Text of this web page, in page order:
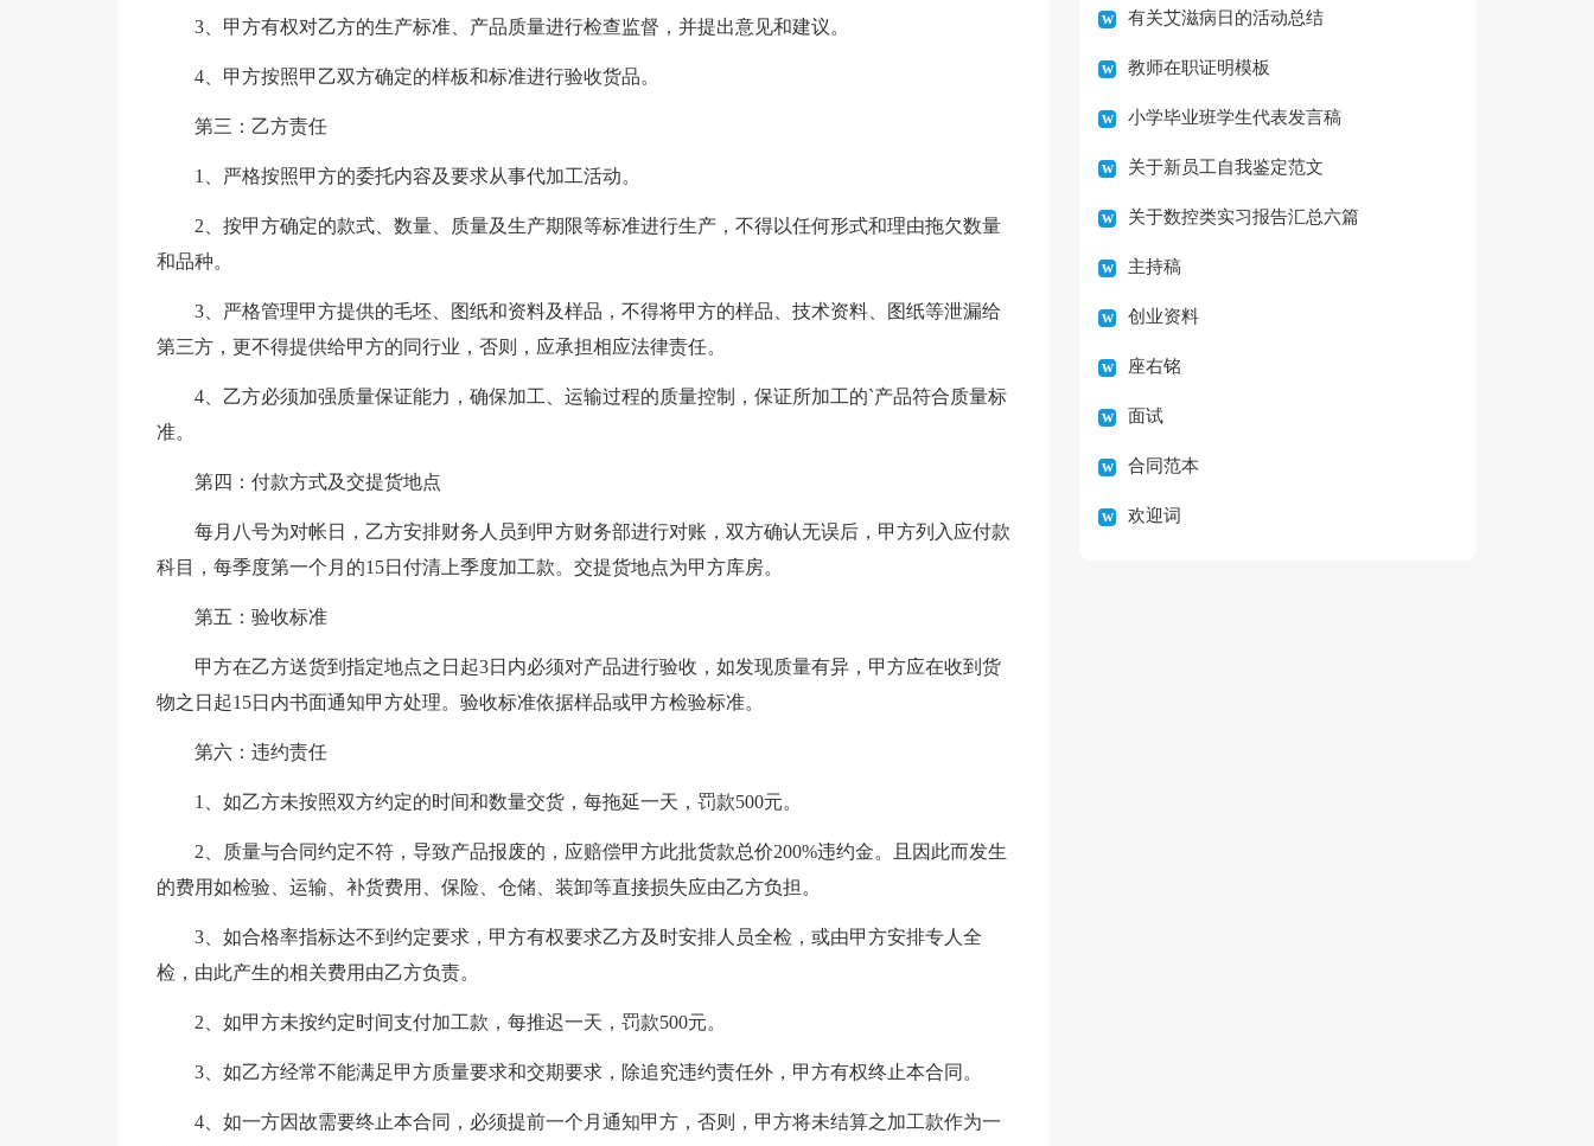
3、甲方有权对乙方的生产标准、产品质量进行检查监督，并提出意见和建议。
4、甲方按照甲乙双方确定的样板和标准进行验收货品。
第三：乙方责任
1、严格按照甲方的委托内容及要求从事代加工活动。
2、按甲方确定的款式、数量、质量及生产期限等标准进行生产，不得以任何形式和理由拖欠数量
和品种。
3、严格管理甲方提供的毛坯、图纸和资料及样品，不得将甲方的样品、技术资料、图纸等泄漏给
第三方，更不得提供给甲方的同行业，否则，应承担相应法律责任。
4、乙方必须加强质量保证能力，确保加工、运输过程的质量控制，保证所加工的`产品符合质量标
准。
第四：付款方式及交提货地点
每月八号为对帐日，乙方安排财务人员到甲方财务部进行对账，双方确认无误后，甲方列入应付款
科目，每季度第一个月的15日付清上季度加工款。交提货地点为甲方库房。
第五：验收标准
甲方在乙方送货到指定地点之日起3日内必须对产品进行验收，如发现质量有异，甲方应在收到货
物之日起15日内书面通知甲方处理。验收标准依据样品或甲方检验标准。
第六：违约责任
1、如乙方未按照双方约定的时间和数量交货，每拖延一天，罚款500元。
2、质量与合同约定不符，导致产品报废的，应赔偿甲方此批货款总价200%违约金。且因此而发生
的费用如检验、运输、补货费用、保险、仓储、装卸等直接损失应由乙方负担。
3、如合格率指标达不到约定要求，甲方有权要求乙方及时安排人员全检，或由甲方安排专人全
检，由此产生的相关费用由乙方负责。
2、如甲方未按约定时间支付加工款，每推迟一天，罚款500元。
3、如乙方经常不能满足甲方质量要求和交期要求，除追究违约责任外，甲方有权终止本合同。
4、如一方因故需要终止本合同，必须提前一个月通知甲方，否则，甲方将未结算之加工款作为一
篇）有关艾滋病日的活动总结
教师在职证明模板
小学毕业班学生代表发言稿
关于新员工自我鉴定范文
关于数控类实习报告汇总六篇
主持稿
创业资料
座右铭
面试
合同范本
欢迎词